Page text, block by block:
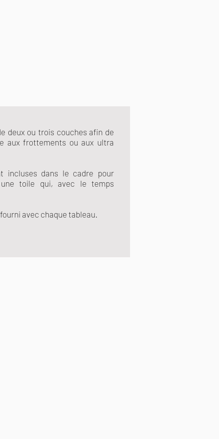
deux ou trois couches afin de
aux frottements ou aux ultra
incluses dans le cadre pour
une toile qui, avec le temps
avec chaque tableau.